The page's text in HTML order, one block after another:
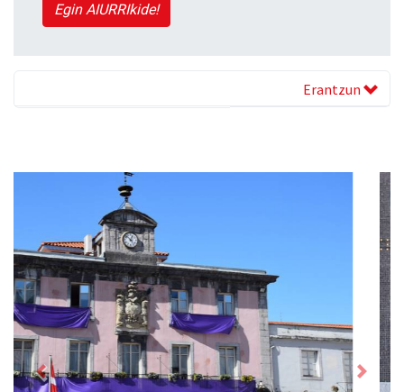
Egin AIURRIkide!
Erantzun
Previous Next